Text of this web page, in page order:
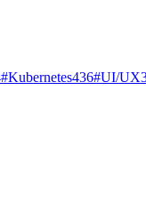
#Kubernetes436#UI/UX